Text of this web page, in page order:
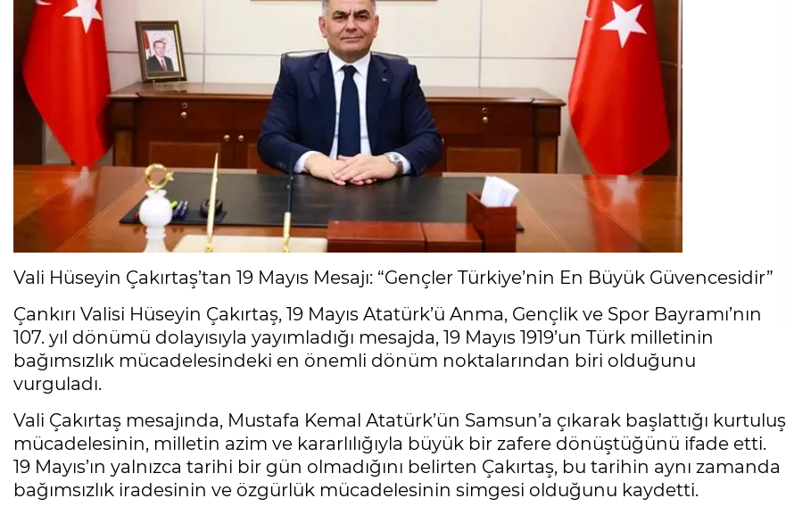
Vali Hüseyin Çakırtaş’tan 19 Mayıs Mesajı: “Gençler Türkiye’nin En Büyük Güvencesidir”
Çankırı Valisi Hüseyin Çakırtaş, 19 Mayıs Atatürk’ü Anma, Gençlik ve Spor Bayramı’nın
107. yıl dönümü dolayısıyla yayımladığı mesajda, 19 Mayıs 1919’un Türk milletinin
bağımsızlık mücadelesindeki en önemli dönüm noktalarından biri olduğunu
vurguladı.
Vali Çakırtaş mesajında, Mustafa Kemal Atatürk’ün Samsun’a çıkarak başlattığı kurtuluş
mücadelesinin, milletin azim ve kararlılığıyla büyük bir zafere dönüştüğünü ifade etti.
19 Mayıs’ın yalnızca tarihi bir gün olmadığını belirten Çakırtaş, bu tarihin aynı zamanda
bağımsızlık iradesinin ve özgürlük mücadelesinin simgesi olduğunu kaydetti.